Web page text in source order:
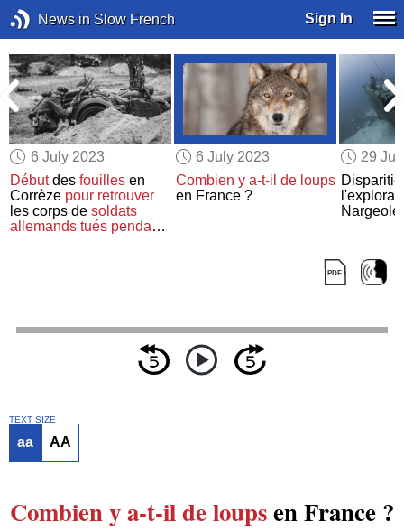
News in Slow French Sign In
6 July 2023
Débutdesfouilles en
Corrèze pour retrouver
les corps desoldats
allemands tués pendant
6 July 2023
Combien y a-t-il de loups
en France ?
29
Nargeolet
TEXT SIZE
aa AA
Combien y a-t-il de loupsen France ?